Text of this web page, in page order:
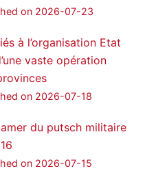
on 2026-07-23
à l’organisation Etat
vaste opération
on 2026-07-18
du putsch militaire
on 2026-07-15